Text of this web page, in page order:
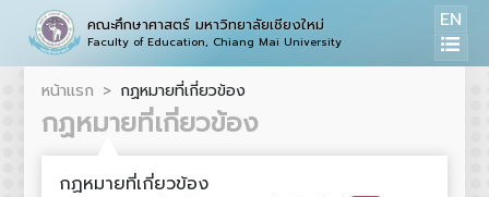
คณะศึกษาศาสตร์ มหาวิทยาลัยเชียงใหม่
Faculty of Education, Chiang Mai University
EN
หน้าแรก กฏหมายที่เกี่ยวข้อง
กฏหมายที่เกี่ยวข้อง
กฏหมายที่เกี่ยวข้อง